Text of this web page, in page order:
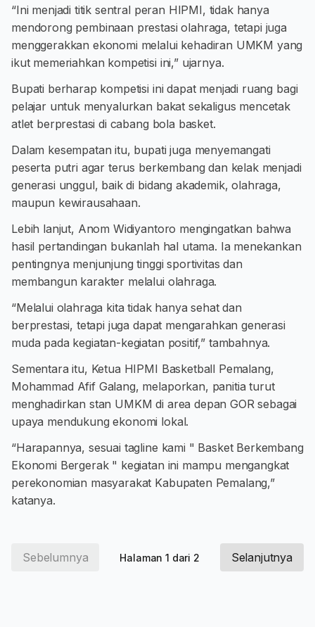
“Ini menjadi titik sentral peran HIPMI, tidak hanya
mendorong pembinaan prestasi olahraga, tetapi juga
menggerakkan ekonomi melalui kehadiran UMKM yang
ikut memeriahkan kompetisi ini,” ujarnya.
Bupati berharap kompetisi ini dapat menjadi ruang bagi
pelajar untuk menyalurkan bakat sekaligus mencetak
atlet berprestasi di cabang bola basket.
Dalam kesempatan itu, bupati juga menyemangati
peserta putri agar terus berkembang dan kelak menjadi
generasi unggul, baik di bidang akademik, olahraga,
maupun kewirausahaan.
Lebih lanjut, Anom Widiyantoro mengingatkan bahwa
hasil pertandingan bukanlah hal utama. Ia menekankan
pentingnya menjunjung tinggi sportivitas dan
membangun karakter melalui olahraga.
“Melalui olahraga kita tidak hanya sehat dan
berprestasi, tetapi juga dapat mengarahkan generasi
muda pada kegiatan-kegiatan positif,” tambahnya.
Sementara itu, Ketua HIPMI Basketball Pemalang,
Mohammad Afif Galang, melaporkan, panitia turut
menghadirkan stan UMKM di area depan GOR sebagai
upaya mendukung ekonomi lokal.
“Harapannya, sesuai tagline kami " Basket Berkembang
Ekonomi Bergerak " kegiatan ini mampu mengangkat
perekonomian masyarakat Kabupaten Pemalang,”
katanya.
Sebelumnya Halaman 1 dari 2 Selanjutnya